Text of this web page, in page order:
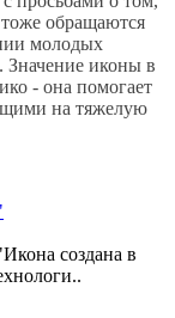
обращаются
молодых
Значение иконы в
- она помогает
на тяжелую
создана в